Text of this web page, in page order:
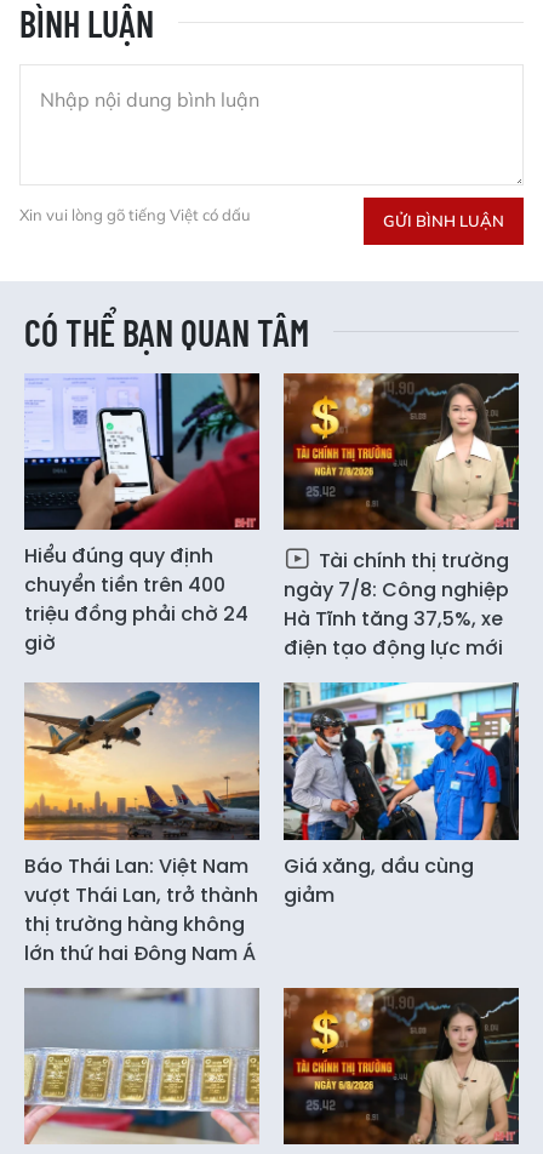
BÌNH LUẬN
Xin vui lòng gõ tiếng Việt có dấu GỬI BÌNH LUẬN
CÓ THỂ BẠN QUAN TÂM
Hiểu đúng quy định
chuyển tiền trên 400
triệu đồng phải chờ 24
giờ
Tài chính thị trường
ngày 7/8: Công nghiệp
Hà Tĩnh tăng 37,5%, xe
điện tạo động lực mới
Báo Thái Lan: Việt Nam
vượt Thái Lan, trở thành
thị trường hàng không
lớn thứ hai Đông Nam Á
Giá xăng, dầu cùng
giảm